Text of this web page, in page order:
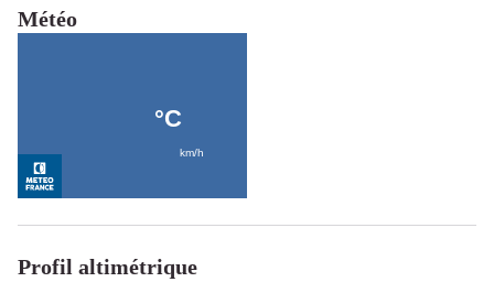
Météo
Profil altimétrique